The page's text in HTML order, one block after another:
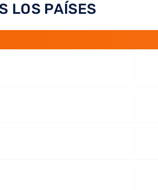
LOS PAÍSES